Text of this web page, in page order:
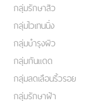
กลุ่มรักษาสิว
กลุ่มไวเทนนิ่ง
กลุ่มบำรุงผิว
กลุ่มกันแดด
กลุ่มลดเลือนริ้วรอย
กลุ่มรักษาฝ้า